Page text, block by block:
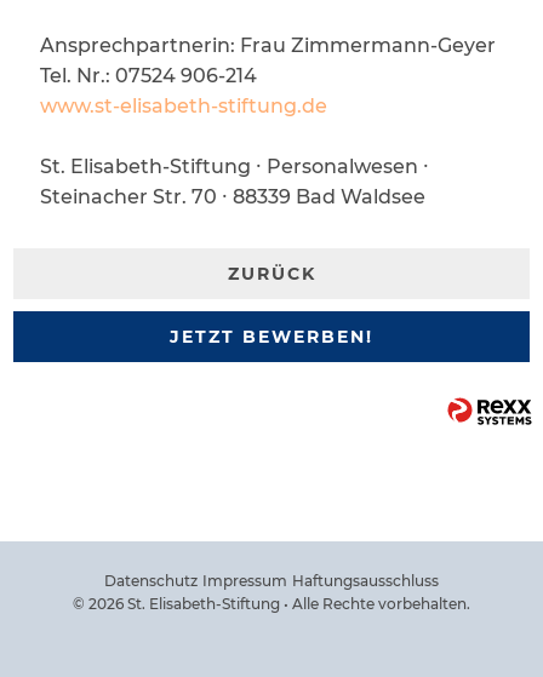
Ansprechpartnerin: Frau Zimmermann-Geyer
Tel. Nr.: 07524 906-214
www.st-elisabeth-stiftung.de
St. Elisabeth-Stiftung ∙ Personalwesen ∙
Steinacher Str. 70 ∙ 88339 Bad Waldsee
ZURÜCK
JETZT BEWERBEN!
Datenschutz Impressum Haftungsausschluss
© 2026 St. Elisabeth-Stiftung • Alle Rechte vorbehalten.